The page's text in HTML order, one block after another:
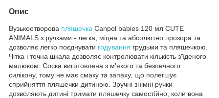
Опис
Вузькоотворова пляшечка Canpol babies 120 мл CUTE
ANIMALS з ручками - легка, міцна та абсолютно прозора та
дозволяє легко поєднувати годування грудьми та пляшечкою.
Чітка і точна шкала дозволяє контролювати кількість з'їденого
малюком. Соска виготовлена з м'якого та безпечного
силікону, тому не має смаку та запаху, що полегшує
сприйняття пляшечки дитиною. Зручні знімні ручки
дозволяють дитині тримати пляшечку самостійно, коли вона